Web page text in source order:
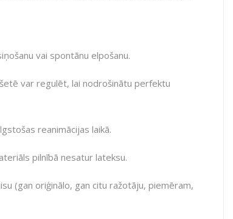
vai spontānu elpošanu.
var regulēt, lai nodrošinātu perfektu
reanimācijas laikā.
pilnībā nesatur lateksu.
(gan oriģinālo, gan citu ražotāju, piemēram,